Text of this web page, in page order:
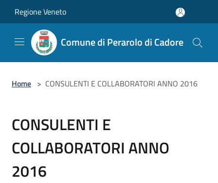
Regione Veneto
Comune di Perarolo di Cadore
Home > CONSULENTI E COLLABORATORI ANNO 2016
CONSULENTI E
COLLABORATORI ANNO
2016